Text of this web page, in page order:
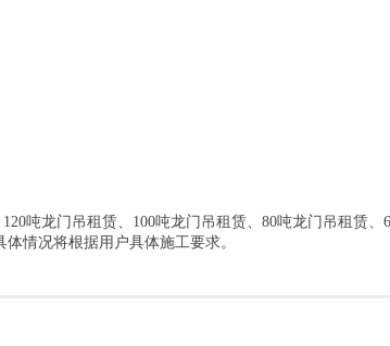
吨龙门吊租赁、100吨龙门吊租赁、80吨龙门吊租赁、
情况将根据用户具体施工要求。